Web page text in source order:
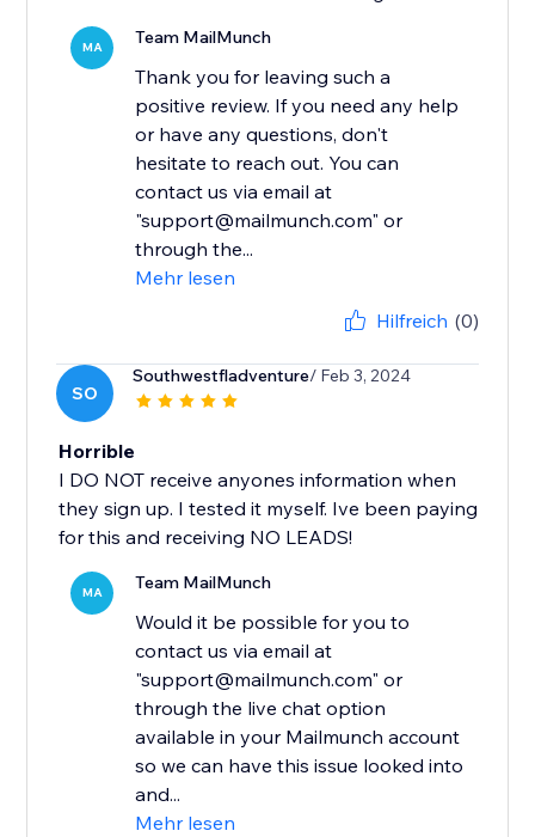
MA Team MailMunch
Thank you for leaving such a
positive review. If you need any help
or have any questions, don't
hesitate to reach out. You can
contact us via email at
"support@mailmunch.com" or
through the...
Mehr lesen
Hilfreich (0)
SO
Southwestfladventure/ Feb 3, 2024
Horrible
I DO NOT receive anyones information when
they sign up. I tested it myself. Ive been paying
for this and receiving NO LEADS!
MA Team MailMunch
Would it be possible for you to
contact us via email at
"support@mailmunch.com" or
through the live chat option
available in your Mailmunch account
so we can have this issue looked into
and...
Mehr lesen